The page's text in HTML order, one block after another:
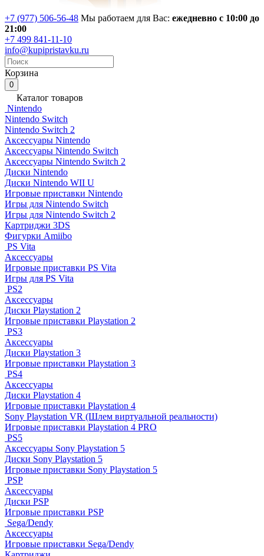
+7 (977) 506-56-48 Мы работаем для Вас: ежедневно с 10:00 до
21:00
+7 499 841-11-10
info@kupipristavku.ru
Корзина
0
Каталог товаров
Nintendo
Nintendo Switch
Nintendo Switch 2
Аксессуары Nintendo
Аксессуары Nintendo Switch
Аксессуары Nintendo Switch 2
Диски Nintendo
Диски Nintendo WII U
Игровые приставки Nintendo
Игры для Nintendo Switch
Игры для Nintendo Switch 2
Картриджи 3DS
Фигурки Amiibo
PS Vita
Аксессуары
Игровые приставки PS Vita
Игры для PS Vita
PS2
Аксессуары
Диски Playstation 2
Игровые приставки Playstation 2
PS3
Аксессуары
Диски Playstation 3
Игровые приставки Playstation 3
PS4
Аксессуары
Диски Playstation 4
Игровые приставки Playstation 4
Sony Playstation VR (Шлем виртуальной реальности)
Игровые приставки Playstation 4 PRO
PS5
Аксессуары Sony Playstation 5
Диски Sony Playstation 5
Игровые приставки Sony Playstation 5
PSP
Аксессуары
Диски PSP
Игровые приставки PSP
Sega/Dendy
Аксессуары
Игровые приставки Sega/Dendy